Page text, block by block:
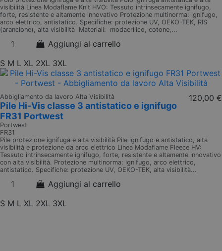
visibilità Linea Modaflame Knit HVO: Tessuto intrinsecamente ignifugo,
forte, resistente e altamente innovativo Protezione multinorma: ignifugo,
arco elettrico, antistatico. Specifiche: protezione UV, OEKO-TEK, RIS
(arancione), alta visibilità Materiali: modacrilico, cotone,...
Aggiungi al carrello
S M L XL 2XL 3XL
Abbigliamento da lavoro Alta Visibilità
Pile Hi-Vis classe 3 antistatico e ignifugo
FR31 Portwest
Portwest
FR31
120,00 €
Pile protezione ignifuga e alta visibilità Pile ignifugo e antistatico, alta
visibilità e protezione da arco elettrico Linea Modaflame Fleece HV:
Tessuto intrinsecamente ignifugo, forte, resistente e altamente innovativo
con alta visibilità. Protezione multinorma: ignifugo, arco elettrico,
antistatico. Specifiche: protezione UV, OEKO-TEK, alta visibilità...
Aggiungi al carrello
S M L XL 2XL 3XL